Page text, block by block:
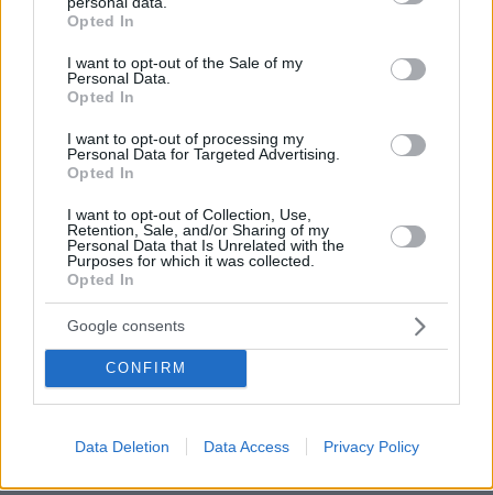
grant or deny consent to Google and its third-party tags to
use your data for below specified purposes in below Google
consent section.
Opted In
I want to opt-out of the Sale of my
Personal Data.
Opted In
I want to opt-out of processing my
Personal Data for Targeted Advertising.
Opted In
I want to opt-out of Collection, Use,
Retention, Sale, and/or Sharing of my
Personal Data that Is Unrelated with the
Purposes for which it was collected.
Opted In
Google consents
CONFIRM
Data Deletion Data Access Privacy Policy
Η Γαλλία μπήκε στο καλώδιο, η Τουρκία... στην
παραβιάσεις και αδιαλλαξία στο Κυπριακό
09.08.2026, 17:36